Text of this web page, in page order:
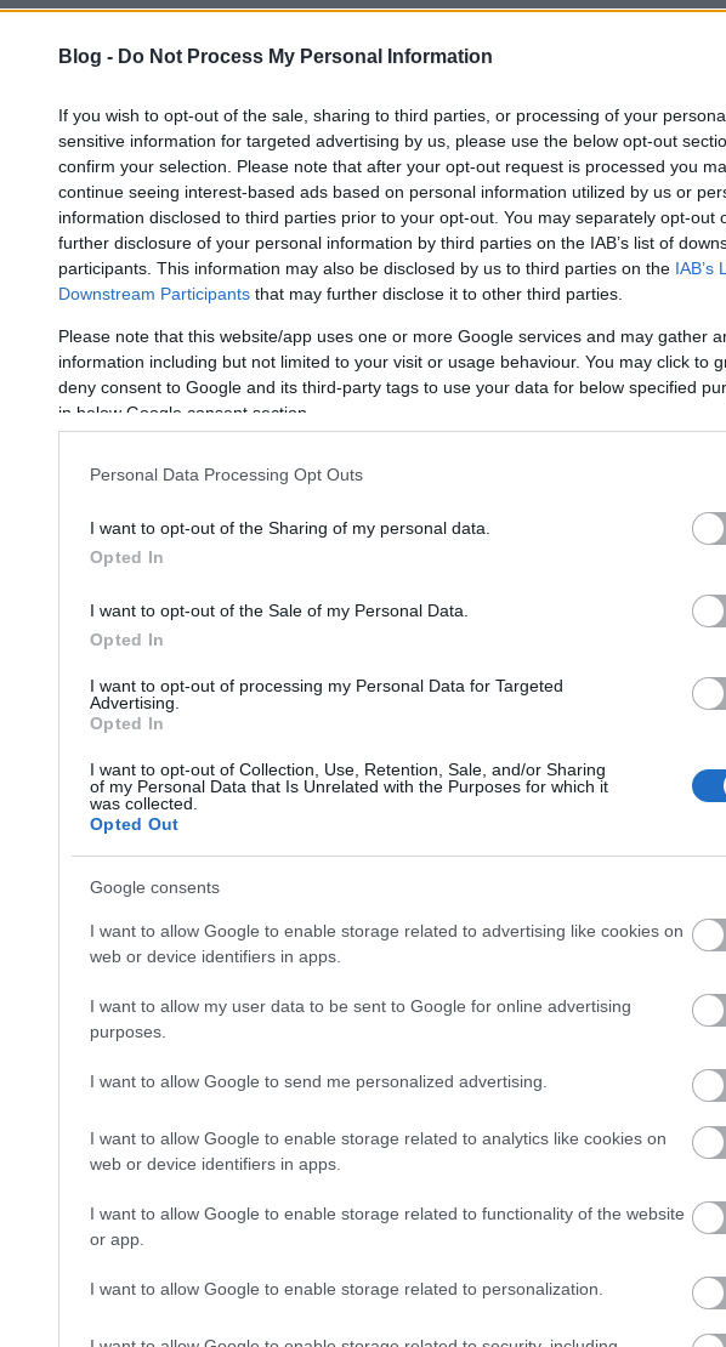
Blog - Do Not Process My Personal Information
If you wish to opt-out of the sale, sharing to third parties, or processing of your
sensitive information for targeted advertising by us, please use the below opt-out
confirm your selection. Please note that after your opt-out request is processed you
continue seeing interest-based ads based on personal information utilized by us or
information disclosed to third parties prior to your opt-out. You may separately opt-out
further disclosure of your personal information by third parties on the IAB’s list of
participants. This information may also be disclosed by us to third parties on the IAB’s
Downstream Participants that may further disclose it to other third parties.
Please note that this website/app uses one or more Google services and may gather
information including but not limited to your visit or usage behaviour. You may click to
deny consent to Google and its third-party tags to use your data for below specified
in below Google consent section.
Personal Data Processing Opt Outs
I want to opt-out of the Sharing of my personal data.
Opted In
I want to opt-out of the Sale of my Personal Data.
Opted In
I want to opt-out of processing my Personal Data for Targeted
Advertising.
Opted In
I want to opt-out of Collection, Use, Retention, Sale, and/or Sharing
of my Personal Data that Is Unrelated with the Purposes for which it
was collected.
Opted Out
Google consents
I want to allow Google to enable storage related to advertising like cookies on
web or device identifiers in apps.
I want to allow my user data to be sent to Google for online advertising
purposes.
I want to allow Google to send me personalized advertising.
I want to allow Google to enable storage related to analytics like cookies on
web or device identifiers in apps.
I want to allow Google to enable storage related to functionality of the website
or app.
I want to allow Google to enable storage related to personalization.
—
—
—
—